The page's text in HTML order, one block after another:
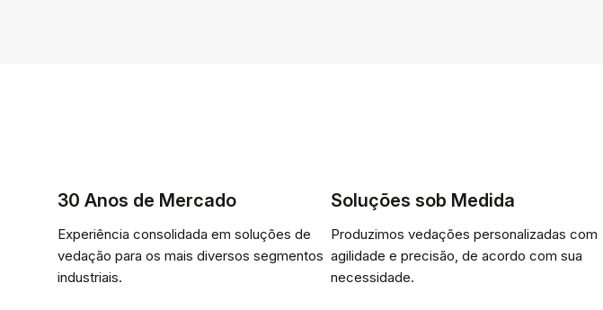
30 Anos de Mercado
Experiência consolidada em soluções de
vedação para os mais diversos segmentos
industriais.
Soluções sob Medida
Produzimos vedações personalizadas com
agilidade e precisão, de acordo com sua
necessidade.